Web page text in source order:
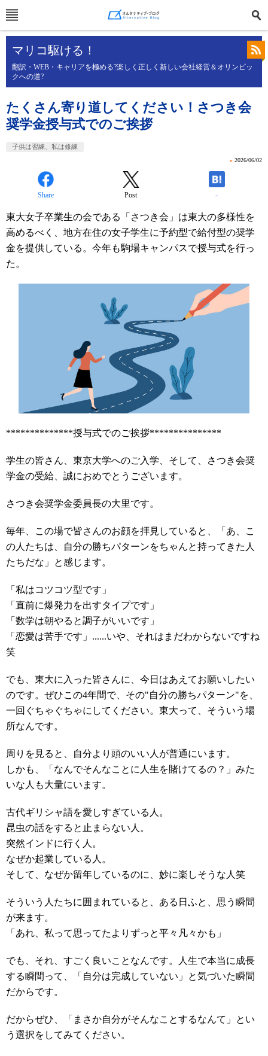
マリコ駆ける！
翻訳・WEB・キャリアを極める?楽しく正しく新しい会社経営＆オリンピッ
クへの道?
たくさん寄り道してください！さつき会
奨学金授与式でのご挨拶
子供は習練、私は修練
» 2026/06/02
Share Post -
東大女子卒業生の会である「さつき会」は東大の多様性を
高めるべく、地方在住の女子学生に予約型で給付型の奨学
金を提供している。今年も駒場キャンパスで授与式を行っ
た。
**************授与式でのご挨拶***************
学生の皆さん、東京大学へのご入学、そして、さつき会奨
学金の受給、誠におめでとうございます。
さつき会奨学金委員長の大里です。
毎年、この場で皆さんのお顔を拝見していると、「あ、こ
の人たちは、自分の勝ちパターンをちゃんと持ってきた人
たちだな」と感じます。
「私はコツコツ型です」
「直前に爆発力を出すタイプです」
「数学は朝やると調子がいいです」
「恋愛は苦手です」......いや、それはまだわからないですね
笑
でも、東大に入った皆さんに、今日はあえてお願いしたい
のです。ぜひこの4年間で、その"自分の勝ちパターン"を、
一回ぐちゃぐちゃにしてください。東大って、そういう場
所なんです。
周りを見ると、自分より頭のいい人が普通にいます。
しかも、「なんでそんなことに人生を賭けてるの？」みた
いな人も大量にいます。
古代ギリシャ語を愛しすぎている人。
昆虫の話をすると止まらない人。
突然インドに行く人。
なぜか起業している人。
そして、なぜか留年しているのに、妙に楽しそうな人笑
そういう人たちに囲まれていると、ある日ふと、思う瞬間
が来ます。
「あれ、私って思ってたよりずっと平々凡々かも」
でも、それ、すごく良いことなんです。人生で本当に成長
する瞬間って、「自分は完成していない」と気づいた瞬間
だからです。
だからぜひ、「まさか自分がそんなことするなんて」とい
う選択をしてみてください。